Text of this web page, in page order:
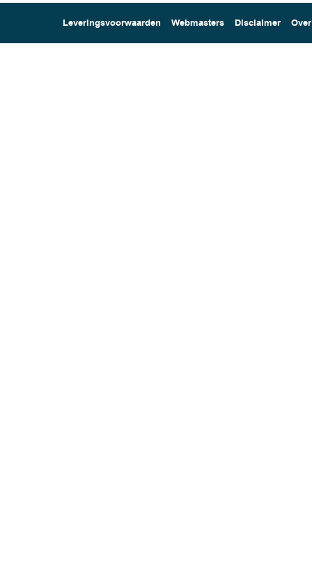
Leveringsvoorwaarden Webmasters Disclaimer